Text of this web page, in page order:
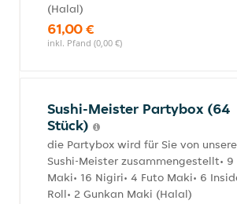
(Halal)
61,00 €
inkl. Pfand (0,00 €)
Sushi-Meister Partybox (64
Stück)
die Partybox wird für Sie von
Sushi-Meister zusammengestellt• 9
Maki• 16 Nigiri• 4 Futo Maki• 6
Roll• 2 Gunkan Maki (Halal)